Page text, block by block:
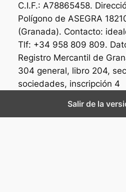
C.I.F.: A78865458.
Polígono de ASEGRA
(Granada). Contacto:
Tlf: +34 958 809 809.
Registro Mercantil de
304 general, libro 204,
sociedades, inscripción 4
Salir de la